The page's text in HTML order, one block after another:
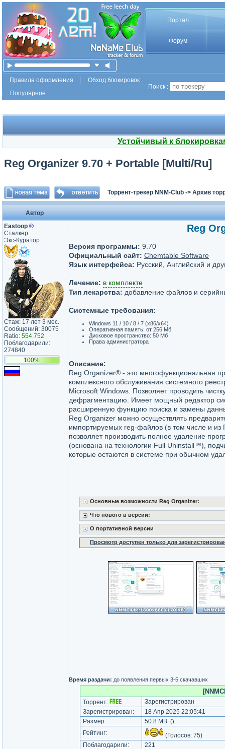
Портал
Форум
Правила оформления
Обход блокировок
Популярное
Поиск :
Устойчивый к
Reg Organizer 9.70 + Portable [Multi/Ru]
Торрент-трекер NNM-Club -> Архив
Автор
Eastoop ®
Сталкер
Экс-Куратор
Стаж: 17 лет 3 мес.
Сообщений: 30075
Ratio: 554.752
Поблагодарили:
274840
100%
Reg
Версия программы: 9.70
Официальный сайт: Chemtable Software
Язык интерфейса: Русский, Английский и
Лечение: в комплекте
Тип лекарства: добавление файлов и
Системные требования:
Windows 11 / 10 / 8 / 7 (x86/x64)
Оперативная память: от 256 Мб
Дисковое пространство: 50 Мб
Права администратора
Описание:
Reg Organizer® - это многофункциональная
комплексного обслуживания системного
Microsoft Windows. Позволяет проводить
дефрагментацию. Имеет мощный редактор
расширенную функцию поиска и замены
Reg Organizer можно осуществлять
импортируемых reg-файлов (в том числе и из
позволяет производить полное удаление
(основана на технологии Full Uninstall™),
которые остаются в системе при обычном
Основные возможности Reg Organizer:
Что нового в версии:
О портативной версии
Просмотр доступен только для
Время раздачи: до появления первых 3-5 скачавших
Торрент:
Зарегистрирован
Зарегистрирован:
18 Апр 2025 22:05:41
Размер:
50.8 MB ()
Рейтинг: (Голосов: 75)
Поблагодарили:
221